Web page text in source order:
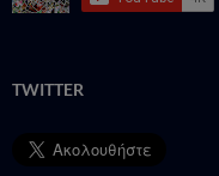
TWITTER